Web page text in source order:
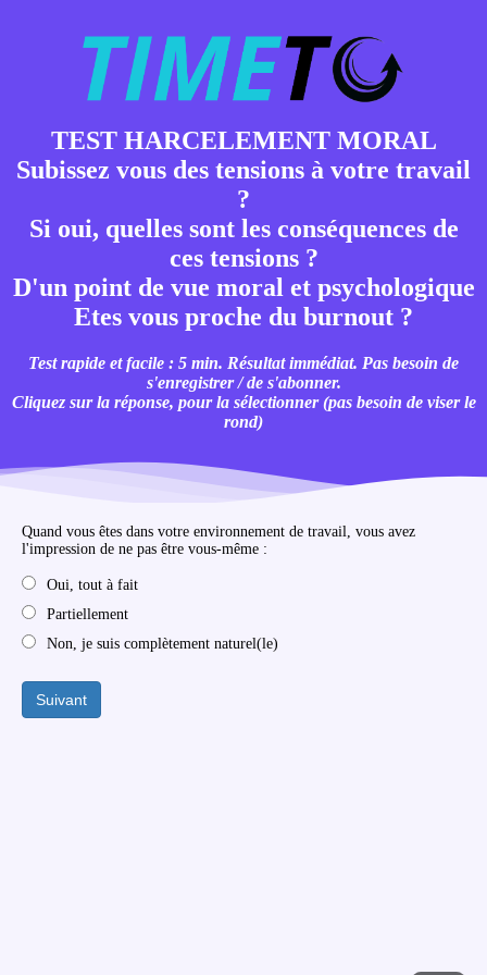
TEST HARCELEMENT MORAL
Subissez vous des tensions à votre travail
?
Si oui, quelles sont les conséquences de
ces tensions ?
D'un point de vue moral et psychologique
Etes vous proche du burnout ?
Test rapide et facile : 5 min. Résultat immédiat. Pas besoin de
s'enregistrer / de s'abonner.
Cliquez sur la réponse, pour la sélectionner (pas besoin de viser le
rond)
Quand vous êtes dans votre environnement de travail, vous avez
l'impression de ne pas être vous-même :
Oui, tout à fait
Partiellement
Non, je suis complètement naturel(le)
Suivant